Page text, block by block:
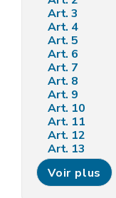
Art. 3
Art. 4
Art. 5
Art. 6
Art. 7
Art. 8
Art. 9
Art. 10
Art. 11
Art. 12
Art. 13
Art. 14
Art. 15
Art. 16
Voir plus